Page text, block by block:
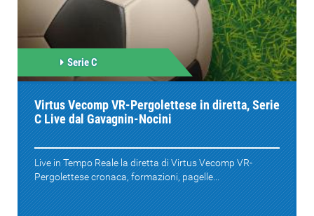
Serie C
Virtus Vecomp VR-Pergolettese in diretta, Serie
C Live dal Gavagnin-Nocini
Live in Tempo Reale la diretta di Virtus Vecomp VR-
Pergolettese cronaca, formazioni, pagelle...